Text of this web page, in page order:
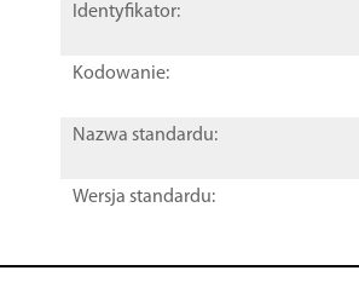
Identyfikator:
Kodowanie:
Nazwa standardu:
Wersja standardu: